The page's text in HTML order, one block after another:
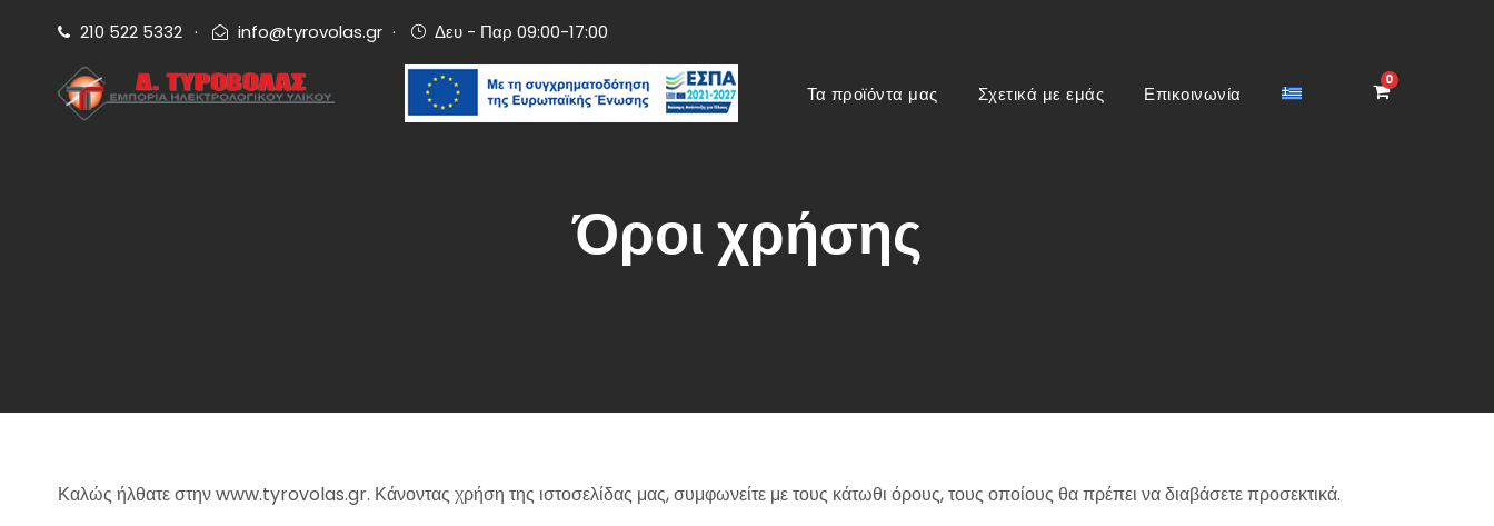
210 522 5332 · info@tyrovolas.gr · Δευ - Παρ 09:00-17:00
Τα προϊόντα μας Σχετικά με εμάς Επικοινωνία
0
Όροι χρήσης
Καλώς ήλθατε στην www.tyrovolas.gr. Κάνοντας χρήση της ιστοσελίδας μας, συμφωνείτε με τους κάτωθι όρους, τους οποίους θα πρέπει να διαβάσετε προσεκτικά.